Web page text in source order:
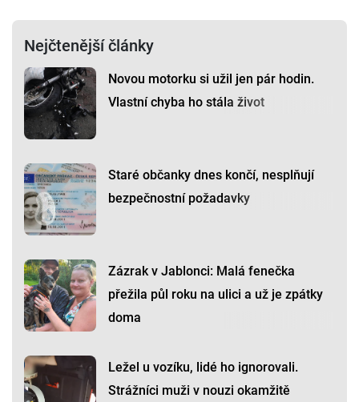
Nejčtenější články
Novou motorku si užil jen pár hodin.
Vlastní chyba ho stála život
Staré občanky dnes končí, nesplňují
bezpečnostní požadavky
Zázrak v Jablonci: Malá fenečka
přežila půl roku na ulici a už je zpátky
doma
Ležel u vozíku, lidé ho ignorovali.
Strážníci muži v nouzi okamžitě